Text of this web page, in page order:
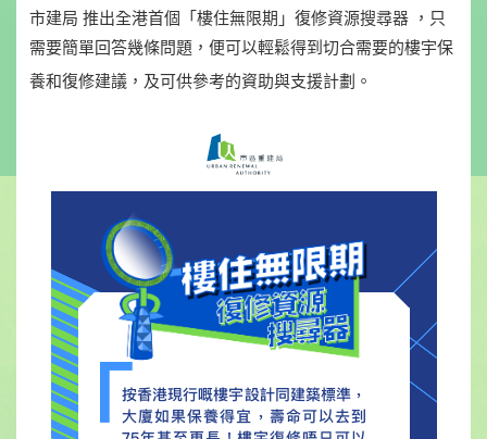
市建局 推出全港首個「樓住無限期」復修資源搜尋器 ，只
需要簡單回答幾條問題，便可以輕鬆得到切合需要的樓宇保
養和復修建議，及可供參考的資助與支援計劃。